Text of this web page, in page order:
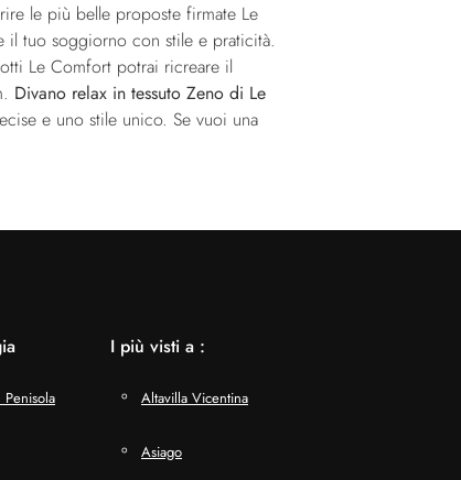
le più belle proposte firmate Le
il tuo soggiorno con stile e praticità.
Le Comfort potrai ricreare il
Divano relax in tessuto Zeno di Le
e uno stile unico. Se vuoi una
Penisola
I più visti a :
Altavilla Vicentina
Asiago